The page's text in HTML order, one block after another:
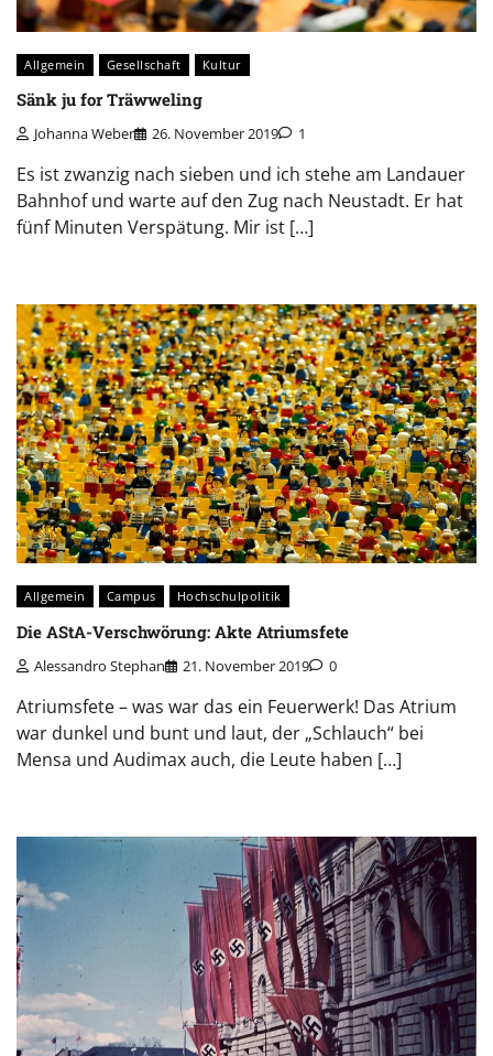
Allgemein Gesellschaft Kultur
Sänk ju for Träwweling
Johanna Weber 26. November 2019 1
Es ist zwanzig nach sieben und ich stehe am Landauer
Bahnhof und warte auf den Zug nach Neustadt. Er hat
fünf Minuten Verspätung. Mir ist […]
Allgemein Campus Hochschulpolitik
Die AStA-Verschwörung: Akte Atriumsfete
Alessandro Stephan 21. November 2019 0
Atriumsfete – was war das ein Feuerwerk! Das Atrium
war dunkel und bunt und laut, der „Schlauch“ bei
Mensa und Audimax auch, die Leute haben […]